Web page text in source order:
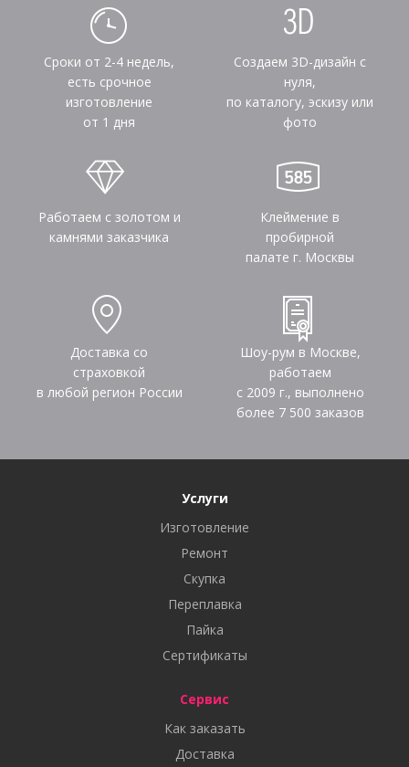
Сроки от 2-4 недель,
есть срочное
изготовление
от 1 дня
Создаем 3D-дизайн с
нуля,
по каталогу, эскизу или
фото
Работаем с золотом и
камнями заказчика
Клеймение в
пробирной
палате г. Москвы
Доставка со
страховкой
в любой регион России
Шоу-рум в Москве,
работаем
с 2009 г., выполнено
более 7 500 заказов
Услуги
Изготовление
Ремонт
Скупка
Переплавка
Пайка
Сертификаты
Сервис
Как заказать
Доставка